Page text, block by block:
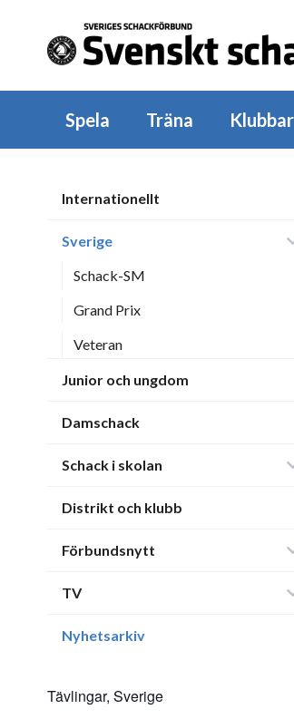
Spela Träna Klubbar
Internationellt
Sverige
Schack-SM
Grand Prix
Veteran
Junior och ungdom
Damschack
Schack i skolan
Distrikt och klubb
Förbundsnytt
TV
Nyhetsarkiv
Tävlingar, Sverige